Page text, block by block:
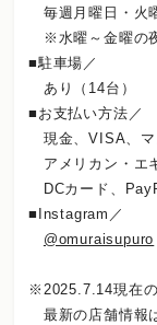
毎週月曜日・火
※水曜～金曜の
■駐車場／
あり（14台）
■お支払い方法／
現金、VISA、マ
アメリカン・エ
DCカード、
■Instagram／
@omuraisupuro
※2025.7.14現在の
最新の店舗情報